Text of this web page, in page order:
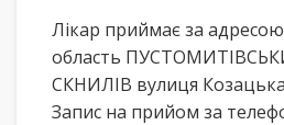
Лікар приймає за
область
СКНИЛІВ вулиця
Запис на прийом за